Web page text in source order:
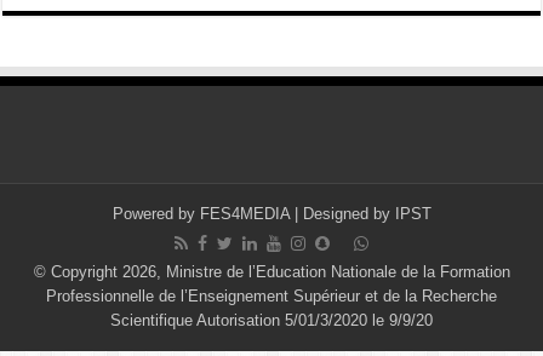
Powered by FES4MEDIA| Designed by IPST
© Copyright 2026, Ministre de l’Education Nationale de la Formation
Professionnelle de l’Enseignement Supérieur et de la Recherche
Scientifique Autorisation 5/01/3/2020 le 9/9/20